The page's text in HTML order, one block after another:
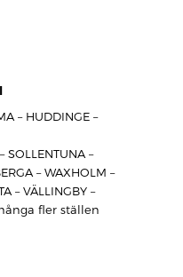
– HUDDINGE –
SOLLENTUNA –
– WAXHOLM –
– VÄLLINGBY –
fler ställen